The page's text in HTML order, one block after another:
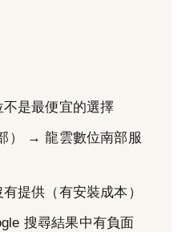
是最便宜的選擇
） → 龍雲數位南部服
提供（有安裝成本）
搜尋結果中有負面